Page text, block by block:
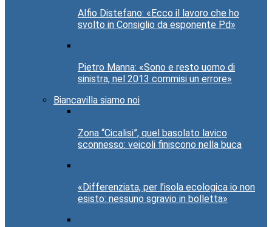
Alfio Distefano: «Ecco il lavoro che ho
svolto in Consiglio da esponente Pd»
Pietro Manna: «Sono e resto uomo di
sinistra, nel 2013 commisi un errore»
Biancavilla siamo noi
Zona “Cicalisi”, quel basolato lavico
sconnesso: veicoli finiscono nella buca
«Differenziata, per l’isola ecologica io non
esisto: nessuno sgravio in bolletta»